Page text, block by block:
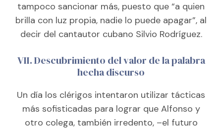
tampoco sancionar más, puesto que “a quien
brilla con luz propia, nadie lo puede apagar”, al
decir del cantautor cubano Silvio Rodríguez.
VII. Descubrimiento del valor de la palabra
hecha discurso
Un día los clérigos intentaron utilizar tácticas
más sofisticadas para lograr que Alfonso y
otro colega, también irredento, –el futuro